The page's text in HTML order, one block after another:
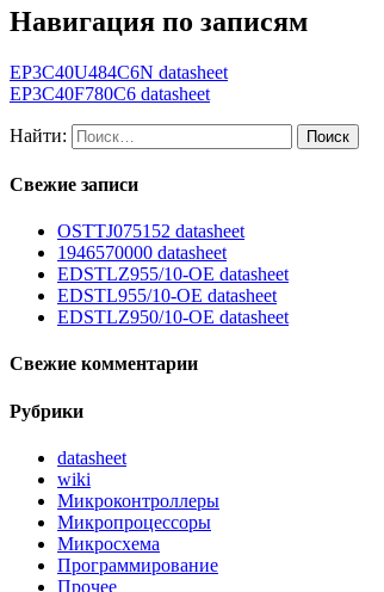
Навигация по записям
EP3C40U484C6N datasheet
EP3C40F780C6 datasheet
Найти:
Свежие записи
OSTTJ075152 datasheet
1946570000 datasheet
EDSTLZ955/10-OE datasheet
EDSTL955/10-OE datasheet
EDSTLZ950/10-OE datasheet
Свежие комментарии
Рубрики
datasheet
wiki
Микроконтроллеры
Микропроцессоры
Микросхема
Программирование
Прочее